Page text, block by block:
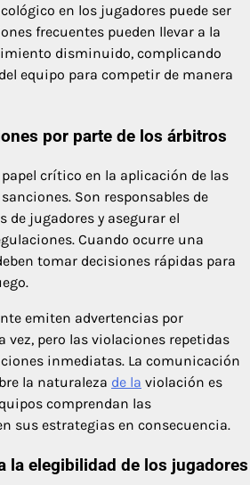
en los jugadores puede ser
frecuentes pueden llevar a la
disminuido, complicando
equipo para competir de manera
por parte de los árbitros
crítico en la aplicación de las
Son responsables de
de jugadores y asegurar el
Cuando ocurre una
tomar decisiones rápidas para
emiten advertencias por
vez, pero las violaciones repetidas
inmediatas. La comunicación
la naturaleza de la violación es
comprendan las
sus estrategias en consecuencia.
la elegibilidad de los jugadores